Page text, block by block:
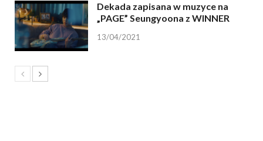
Dekada zapisana w muzyce na
„PAGE” Seungyoona z WINNER
13/04/2021